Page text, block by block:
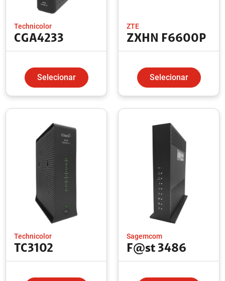
Technicolor
CGA4233
Selecionar
ZTE
ZXHN F6600P
Selecionar
Technicolor
TC3102
Sagemcom
F@st 3486